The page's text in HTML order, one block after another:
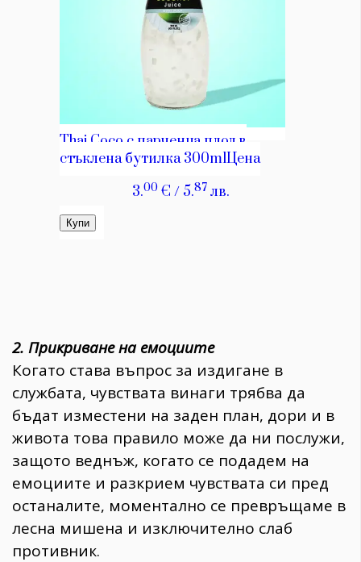
2. Прикриване на емоциите
Когато става въпрос за издигане в
службата, чувствата винаги трябва да
бъдат изместени на заден план, дори и в
живота това правило може да ни послужи,
защото веднъж, когато се подадем на
емоциите и разкрием чувствата си пред
останалите, моментално се превръщаме в
лесна мишена и изключително слаб
противник.